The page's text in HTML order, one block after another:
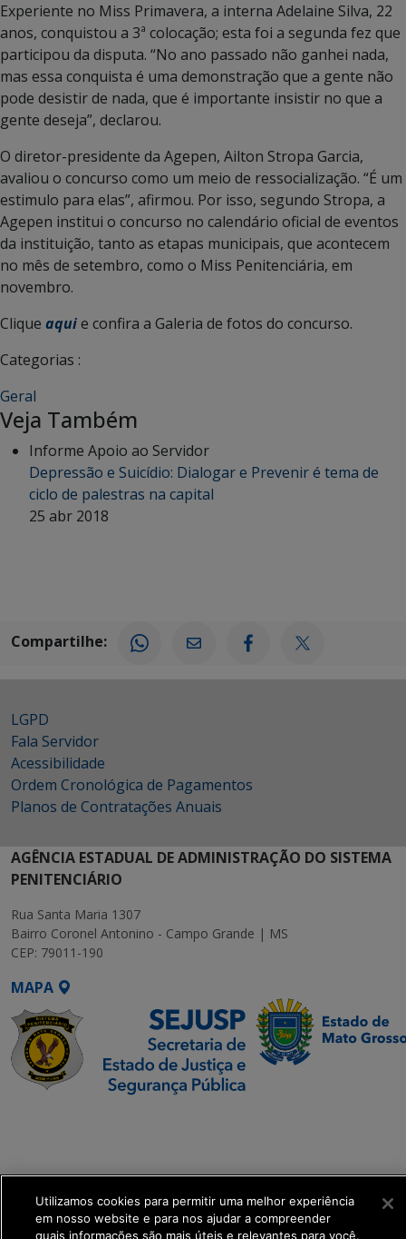
Experiente no Miss Primavera, a interna Adelaine Silva, 22
anos, conquistou a 3ª colocação; esta foi a segunda fez que
participou da disputa. “No ano passado não ganhei nada,
mas essa conquista é uma demonstração que a gente não
pode desistir de nada, que é importante insistir no que a
gente deseja”, declarou.
O diretor-presidente da Agepen, Ailton Stropa Garcia,
avaliou o concurso como um meio de ressocialização. “É um
estimulo para elas”, afirmou. Por isso, segundo Stropa, a
Agepen institui o concurso no calendário oficial de eventos
da instituição, tanto as etapas municipais, que acontecem
no mês de setembro, como o Miss Penitenciária, em
novembro.
Clique aquie confira a Galeria de fotos do concurso.
Categorias :
Geral
Veja Também
Informe Apoio ao Servidor
Depressão e Suicídio: Dialogar e Prevenir é tema de
ciclo de palestras na capital
25 abr 2018
Compartilhe:
LGPD
Fala Servidor
Acessibilidade
Ordem Cronológica de Pagamentos
Planos de Contratações Anuais
AGÊNCIA ESTADUAL DE ADMINISTRAÇÃO DO SISTEMA
PENITENCIÁRIO
Rua Santa Maria 1307
Bairro Coronel Antonino - Campo Grande | MS
CEP: 79011-190
MAPA
get_footer();
Utilizamos cookies para permitir uma melhor experiência
em nosso website e para nos ajudar a compreender
quais informações são mais úteis e relevantes para você.